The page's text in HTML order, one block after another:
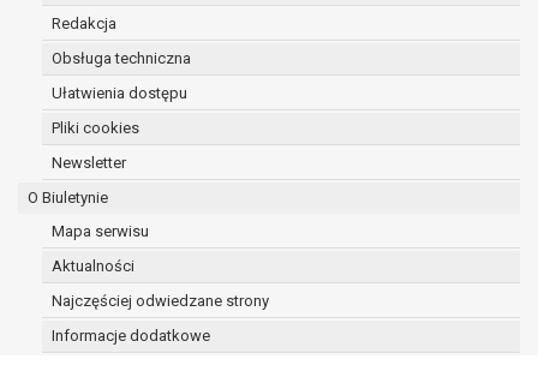
Redakcja
Obsługa techniczna
Ułatwienia dostępu
Pliki cookies
Newsletter
O Biuletynie
Mapa serwisu
Aktualności
Najczęściej odwiedzane strony
Informacje dodatkowe
ustalenia, obrony lub dochodzenia
roszczeń,
osoba, której dane dotyczą, wniosła
sprzeciw wobec przetwarzania
danych - do czasu ustalenia czy
prawnie uzasadnione podstawy po
podstawie art. 20 RODO, w przypadku gdy
przetwarzanie danych odbywa się na
której dane dotyczą lub na podstawie